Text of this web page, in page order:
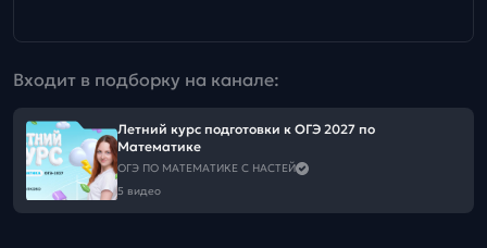
Входит в подборку на канале:
Летний курс подготовки к ОГЭ 2027 по
Математике
ОГЭ ПО МАТЕМАТИКЕ С НАСТЕЙ
5 видео